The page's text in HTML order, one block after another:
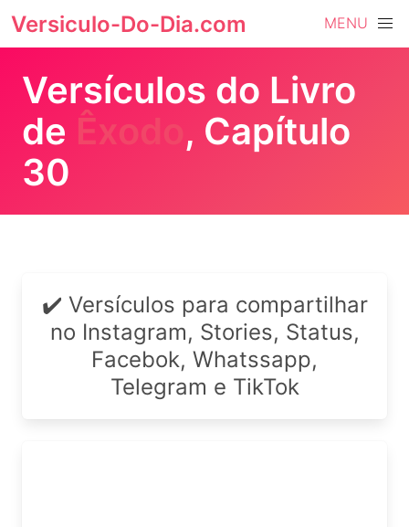
Versiculo-Do-Dia.com MENU
Versículos do Livro
de Êxodo, Capítulo
30
✔️ Versículos para compartilhar
no Instagram, Stories, Status,
Facebok, Whatssapp,
Telegram e TikTok